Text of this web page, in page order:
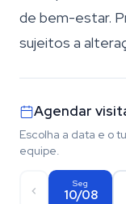
de bem-estar.
sujeitos a
Agendar
Escolha a data e o
equipe.
Seg
10/08